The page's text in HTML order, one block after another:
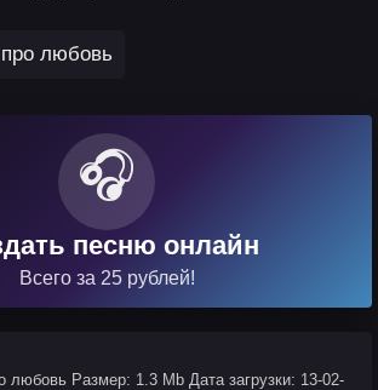
про любовь
🎧
песню онлайн
Всего за 25 рублей!
любовь Размер: 1.3 Mb Дата загрузки: 13-02-